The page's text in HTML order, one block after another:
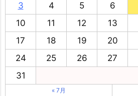
3
4 5 6
10
11 12 13
17
18 19 20
24
25 26 27
31
« 7月